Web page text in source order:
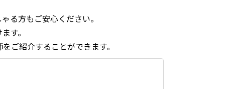
る方もご安心ください。
す。
ご紹介することができます。